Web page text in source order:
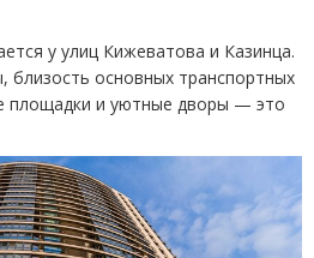
у улиц Кижеватова и Казинца.
основных транспортных
площадки и уютные дворы — это